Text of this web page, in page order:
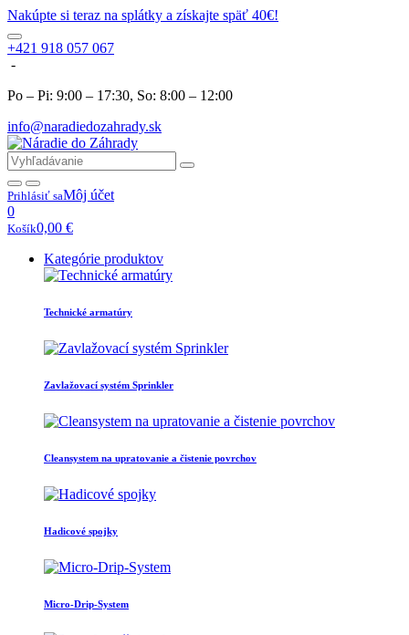
Nakúpte si teraz na splátky a získajte späť 40€!
+421 918 057 067
-
Po – Pi: 9:00 – 17:30, So: 8:00 – 12:00
info@naradiedozahrady.sk
Prihlásiť saMôj účet
0
Košík0,00 €
Kategórie produktov
Technické armatúry
Zavlažovací systém Sprinkler
Cleansystem na upratovanie a čistenie povrchov
Hadicové spojky
Micro-Drip-System